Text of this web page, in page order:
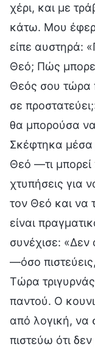
χέρι, και με
κάτω. Μου
είπε αυστηρά:
Θεό; Πώς
Θεός σου τώρα
σε
θα μπορούσα
Σκέφτηκα μέσα
Θεό —τι μπορεί
χτυπήσεις για
τον Θεό και να
είναι
συνέχισε:
—όσο
Τώρα τριγυρνάς
παντού. Ο
από λογική, να
πιστεύω ότι